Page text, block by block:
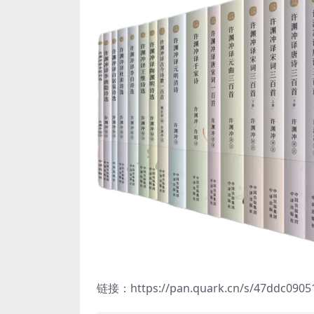
链接：https://pan.quark.cn/s/